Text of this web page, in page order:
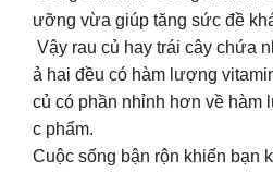
ưỡng vừa giúp tăng sức đề
Vậy rau củ hay trái cây chứa
ả hai đều có hàm lượng
củ có phần nhỉnh hơn về hàm
c phẩm.
Cuộc sống bận rộn khiến bạn